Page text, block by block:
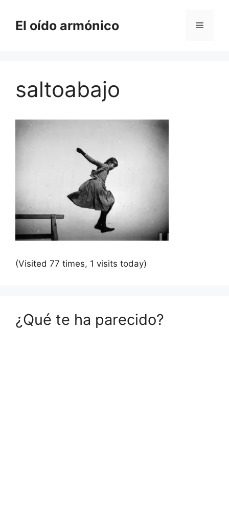
contenido
El oído armónico Menú
saltoabajo
(Visited 77 times, 1 visits today)
¿Qué te ha parecido?